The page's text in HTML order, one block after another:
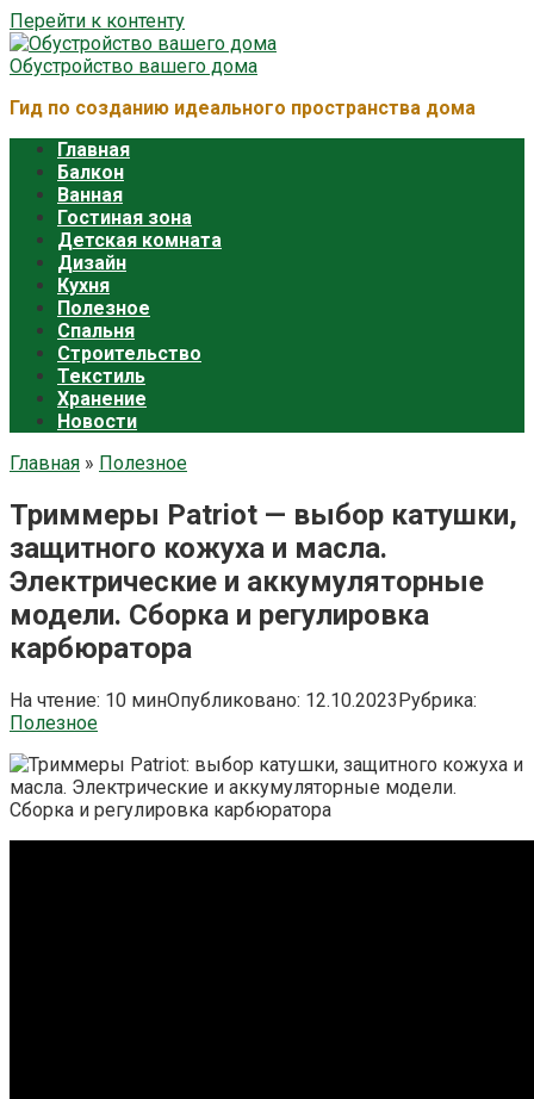
Перейти к контенту
Обустройство вашего дома
Гид по созданию идеального пространства дома
Главная
Балкон
Ванная
Гостиная зона
Детская комната
Дизайн
Кухня
Полезное
Спальня
Строительство
Текстиль
Хранение
Новости
Главная » Полезное
Триммеры Patriot — выбор катушки,
защитного кожуха и масла.
Электрические и аккумуляторные
модели. Сборка и регулировка
карбюратора
На чтение: 10 минОпубликовано: 12.10.2023Рубрика:
Полезное